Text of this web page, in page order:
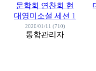
문학회 연찬회 현
대영미소설 세션 1
2020/01/11 (710)
통합관리자